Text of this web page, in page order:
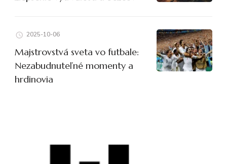
2025-10-06
Majstrovstvá sveta vo futbale:
Nezabudnuteľné momenty a
hrdinovia